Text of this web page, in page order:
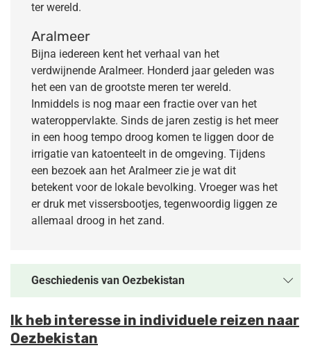
ter wereld.
Aralmeer
Bijna iedereen kent het verhaal van het
verdwijnende Aralmeer. Honderd jaar geleden was
het een van de grootste meren ter wereld.
Inmiddels is nog maar een fractie over van het
wateroppervlakte. Sinds de jaren zestig is het meer
in een hoog tempo droog komen te liggen door de
irrigatie van katoenteelt in de omgeving. Tijdens
een bezoek aan het Aralmeer zie je wat dit
betekent voor de lokale bevolking. Vroeger was het
er druk met vissersbootjes, tegenwoordig liggen ze
allemaal droog in het zand.
Geschiedenis van Oezbekistan
Ik heb interesse in individuele reizen naar
Oezbekistan